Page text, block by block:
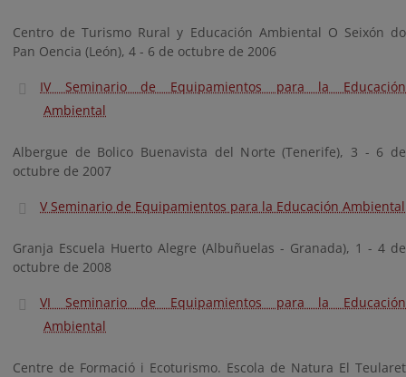
Centro de Turismo Rural y Educación Ambiental O Seixón do
Pan Oencia (León), 4 - 6 de octubre de 2006
IV Seminario de Equipamientos para la Educación
Ambiental
Albergue de Bolico Buenavista del Norte (Tenerife), 3 - 6 de
octubre de 2007
V Seminario de Equipamientos para la Educación Ambiental
Granja Escuela Huerto Alegre (Albuñuelas - Granada), 1 - 4 de
octubre de 2008
VI Seminario de Equipamientos para la Educación
Ambiental
Centre de Formació i Ecoturismo. Escola de Natura El Teularet